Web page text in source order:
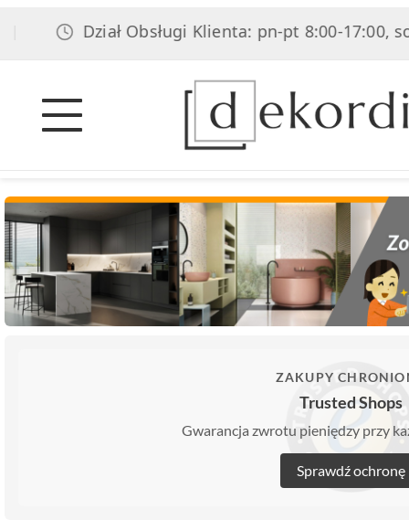
Dział Obsługi Klienta: pn-pt 8:00-17:00, sob 8:00-
ZAKUPY
Trusted Shops
Gwarancja zwrotu pieniędzy przy
Sprawdź ochronę